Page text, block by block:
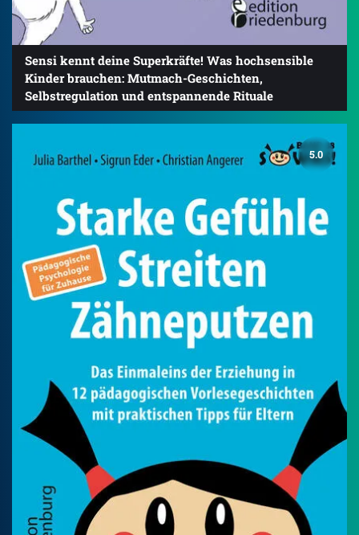
Sensi kennt deine Superkräfte! Was hochsensible
Kinder brauchen: Mutmach-Geschichten,
Selbstregulation und entspannende Rituale
5.0